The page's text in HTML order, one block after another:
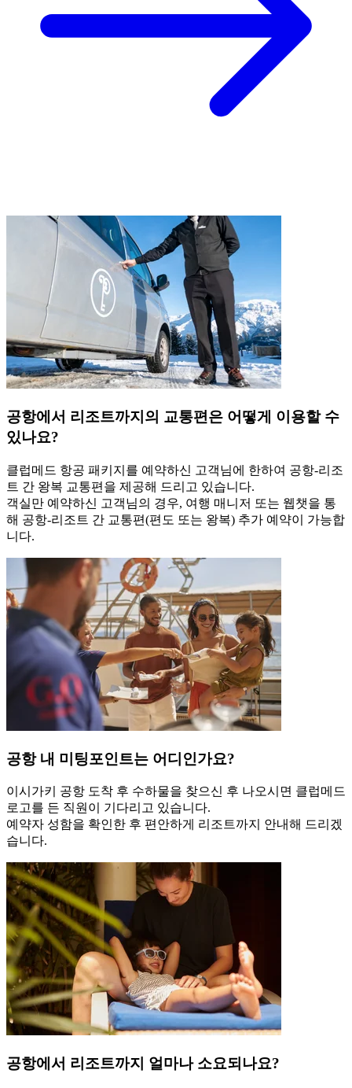
공항에서 리조트까지의 교통편은 어떻게 이용할 수
있나요?
클럽메드 항공 패키지를 예약하신 고객님에 한하여 공항-리조
트 간 왕복 교통편을 제공해 드리고 있습니다.
객실만 예약하신 고객님의 경우, 여행 매니저 또는 웹챗을 통
해 공항-리조트 간 교통편(편도 또는 왕복) 추가 예약이 가능합
니다.
공항 내 미팅포인트는 어디인가요?
이시가키 공항 도착 후 수하물을 찾으신 후 나오시면 클럽메드
로고를 든 직원이 기다리고 있습니다.
예약자 성함을 확인한 후 편안하게 리조트까지 안내해 드리겠
습니다.
공항에서 리조트까지 얼마나 소요되나요?